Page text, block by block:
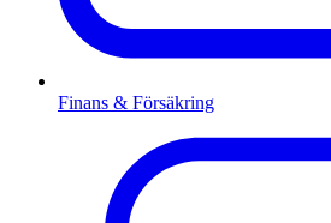
Finans & Försäkring